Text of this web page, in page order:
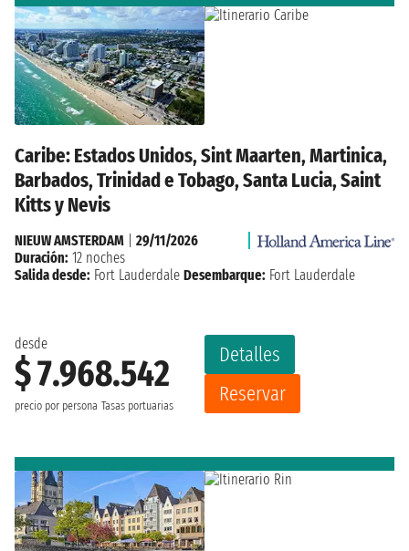
Caribe: Estados Unidos, Sint Maarten, Martinica,
Barbados, Trinidad e Tobago, Santa Lucia, Saint
Kitts y Nevis
desde
$ 7.968.542
precio por persona Tasas portuarias
Detalles
Reservar
NIEUW AMSTERDAM
29/11/2026
Duración: 12 noches
Salida desde: Fort Lauderdale Desembarque: Fort Lauderdale